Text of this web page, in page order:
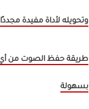
وتحويله لأداة مفيدة مجددًا
بسهولة